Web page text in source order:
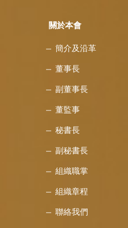
關於本會
簡介及沿革
董事長
副董事長
董監事
秘書長
副秘書長
組織職掌
組織章程
聯絡我們